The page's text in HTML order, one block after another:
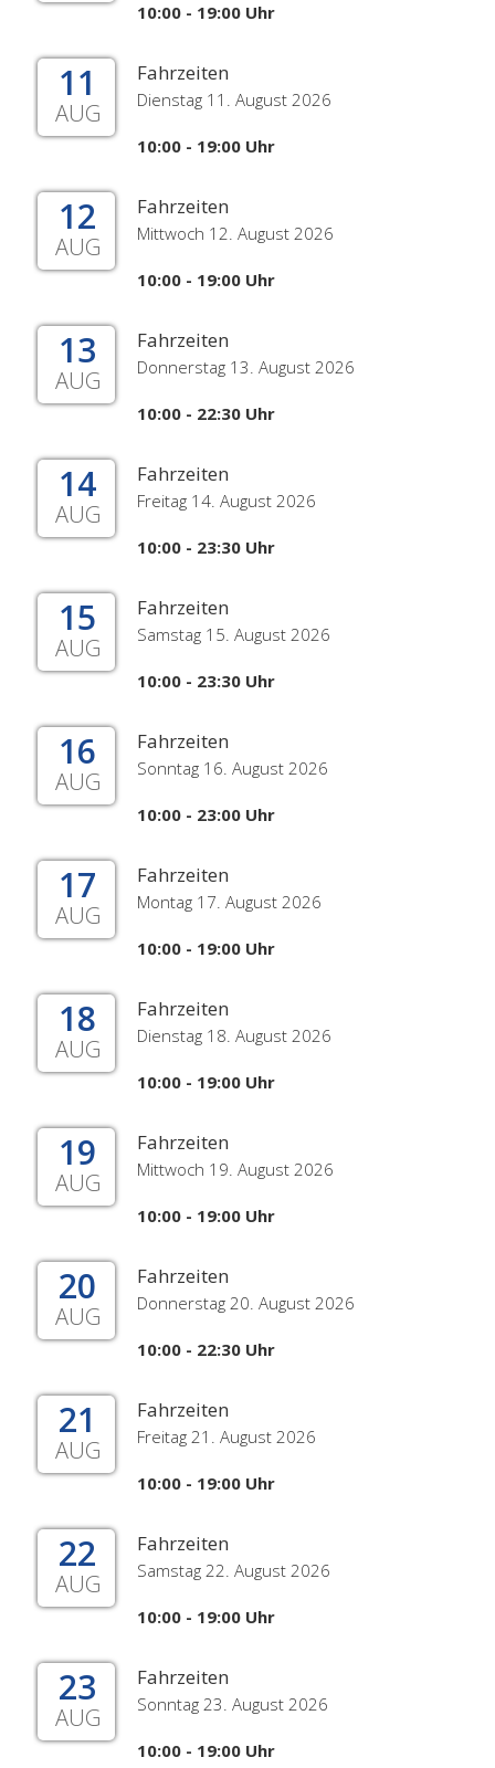
10:00 - 19:00 Uhr
11
AUG
Fahrzeiten
Dienstag 11. August 2026
10:00 - 19:00 Uhr
12
AUG
Fahrzeiten
Mittwoch 12. August 2026
10:00 - 19:00 Uhr
13
AUG
Fahrzeiten
Donnerstag 13. August 2026
10:00 - 22:30 Uhr
14
AUG
Fahrzeiten
Freitag 14. August 2026
10:00 - 23:30 Uhr
15
AUG
Fahrzeiten
Samstag 15. August 2026
10:00 - 23:30 Uhr
16
AUG
Fahrzeiten
Sonntag 16. August 2026
10:00 - 23:00 Uhr
17
AUG
Fahrzeiten
Montag 17. August 2026
10:00 - 19:00 Uhr
18
AUG
Fahrzeiten
Dienstag 18. August 2026
10:00 - 19:00 Uhr
19
AUG
Fahrzeiten
Mittwoch 19. August 2026
10:00 - 19:00 Uhr
20
AUG
Fahrzeiten
Donnerstag 20. August 2026
10:00 - 22:30 Uhr
21
AUG
Fahrzeiten
Freitag 21. August 2026
10:00 - 19:00 Uhr
22
AUG
Fahrzeiten
Samstag 22. August 2026
10:00 - 19:00 Uhr
23
AUG
Fahrzeiten
Sonntag 23. August 2026
10:00 - 19:00 Uhr